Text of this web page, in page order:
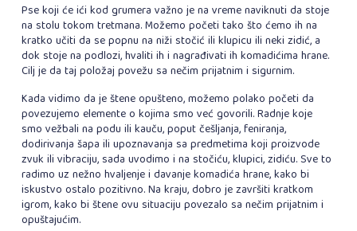
Pse koji će ići kod grumera važno je na vreme naviknuti da stoje
na stolu tokom tretmana. Možemo početi tako što ćemo ih na
kratko učiti da se popnu na niži stočić ili klupicu ili neki zidić, a
dok stoje na podlozi, hvaliti ih i nagrađivati ih komadićima hrane.
Cilj je da taj položaj povežu sa nečim prijatnim i sigurnim.
Kada vidimo da je štene opušteno, možemo polako početi da
povezujemo elemente o kojima smo već govorili. Radnje koje
smo vežbali na podu ili kauču, poput češljanja, feniranja,
dodirivanja šapa ili upoznavanja sa predmetima koji proizvode
zvuk ili vibraciju, sada uvodimo i na stočiću, klupici, zidiću. Sve to
radimo uz nežno hvaljenje i davanje komadića hrane, kako bi
iskustvo ostalo pozitivno. Na kraju, dobro je završiti kratkom
igrom, kako bi štene ovu situaciju povezalo sa nečim prijatnim i
opuštajućim.